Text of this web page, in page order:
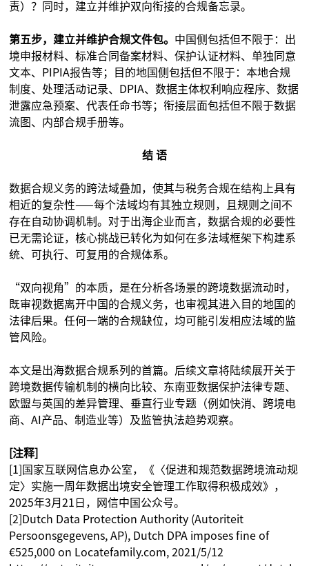
责）？同时，建立并维护双向衔接的合规备忘录。
第五步，建立并维护合规文件包。 中国侧包括但不限于：出
境申报材料、标准合同备案材料、保护认证材料、单独同意
文本、PIPIA报告等；目的地国侧包括但不限于：本地合规
制度、处理活动记录、DPIA、数据主体权利响应程序、数据
泄露应急预案、代表任命书等；衔接层面包括但不限于数据
流图、内部合规手册等。
结 语
数据合规义务的跨法域叠加，使其与税务合规在结构上具有
相近的复杂性——每个法域均有其独立规则，且规则之间不
存在自动协调机制。对于出海企业而言，数据合规的必要性
已无需论证，核心挑战已转化为如何在多法域框架下构建系
统、可执行、可复用的合规体系。
“双向视角”的本质，是在分析各场景的跨境数据流动时，
既审视数据离开中国的合规义务，也审视其进入目的地国的
法律后果。任何一端的合规缺位，均可能引发相应法域的监
管风险。
本文是出海数据合规系列的首篇。后续文章将陆续展开关于
跨境数据传输机制的横向比较、东南亚数据保护法律专题、
欧盟与英国的差异管理、垂直行业专题（例如快消、跨境电
商、AI产品、制造业等）及监管执法趋势观察。
[注释]
[1]国家互联网信息办公室，《〈促进和规范数据跨境流动规
定〉实施一周年数据出境安全管理工作取得积极成效》，
2025年3月21日，网信中国公众号。
[2]Dutch Data Protection Authority (Autoriteit
Persoonsgegevens, AP), Dutch DPA imposes fine of
€525,000 on Locatefamily.com, 2021/5/12